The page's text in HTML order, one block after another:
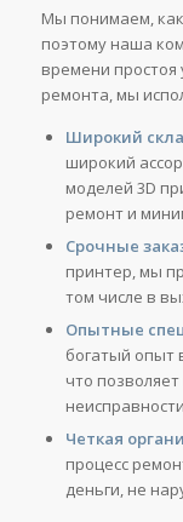
Мы понимаем,
поэтому наша
времени простоя
ремонта, мы
Широкий
широкий
моделей 3D
ремонт и
Срочные
принтер, мы
том числе в
Опытные
богатый опыт
что
Четкая
процесс
деньги, не